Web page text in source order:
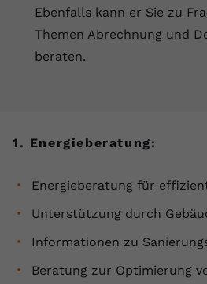
Ebenfalls kann er Sie zu
Themen Abrechnung und
beraten.
1. Energieberatung:
Energieberatung für
Unterstützung durch
Informationen zu
Beratung zur Optimierung
Anbieter youtube.com
Laufzeit
Youtube.com
Laufzeit Session
YouTube setzt